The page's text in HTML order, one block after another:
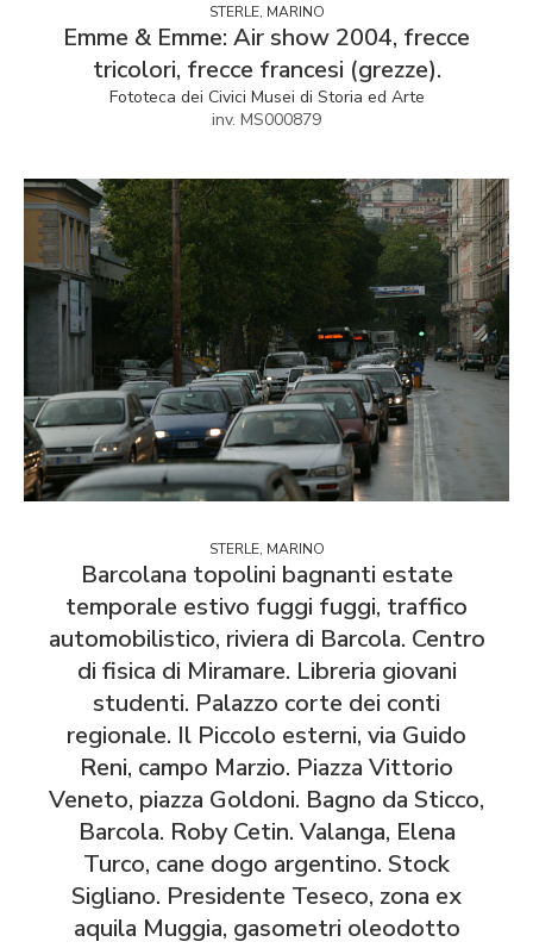
STERLE, MARINO
Emme & Emme: Air show 2004, frecce
tricolori, frecce francesi (grezze).
Fototeca dei Civici Musei di Storia ed Arte
inv. MS000879
STERLE, MARINO
Barcolana topolini bagnanti estate
temporale estivo fuggi fuggi, traffico
automobilistico, riviera di Barcola. Centro
di fisica di Miramare. Libreria giovani
studenti. Palazzo corte dei conti
regionale. Il Piccolo esterni, via Guido
Reni, campo Marzio. Piazza Vittorio
Veneto, piazza Goldoni. Bagno da Sticco,
Barcola. Roby Cetin. Valanga, Elena
Turco, cane dogo argentino. Stock
Sigliano. Presidente Teseco, zona ex
aquila Muggia, gasometri oleodotto